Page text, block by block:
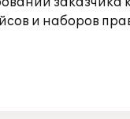
и наборов